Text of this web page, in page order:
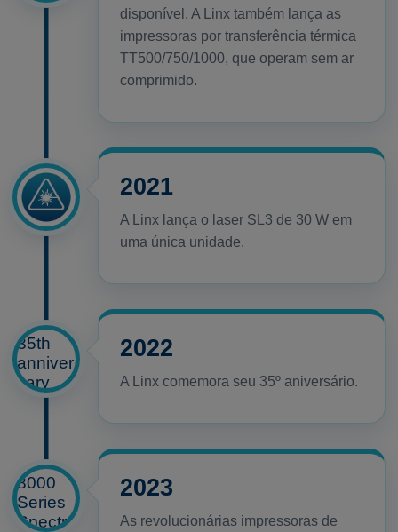
disponível. A Linx também lança as
impressoras por transferência térmica
TT500/750/1000, que operam sem ar
comprimido.
2021
A Linx lança o laser SL3 de 30 W em
uma única unidade.
2022
A Linx comemora seu 35º aniversário.
2023
As revolucionárias impressoras de